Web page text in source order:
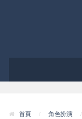
首頁 / 角色扮演 /